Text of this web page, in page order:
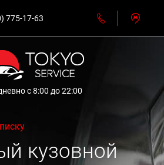
775-17-63
с 8:00 до 22:00
кузовной